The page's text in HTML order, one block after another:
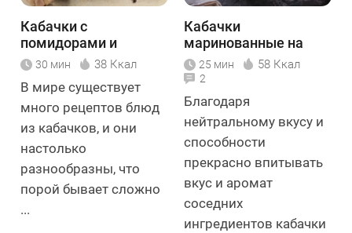
Кабачки с
помидорами и
чесноком
30 мин 38 Ккал
В мире существует
много рецептов блюд
из кабачков, и они
настолько
разнообразны, что
порой бывает сложно
...
Кабачки
маринованные на
зиму25 мин 58 Ккал
2
Благодаря
нейтральному вкусу и
способности
прекрасно впитывать
вкус и аромат
соседних
ингредиентов кабачки